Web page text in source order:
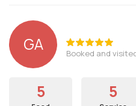
GA Booked and
5 5